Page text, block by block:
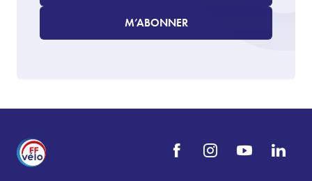
M’ABONNER